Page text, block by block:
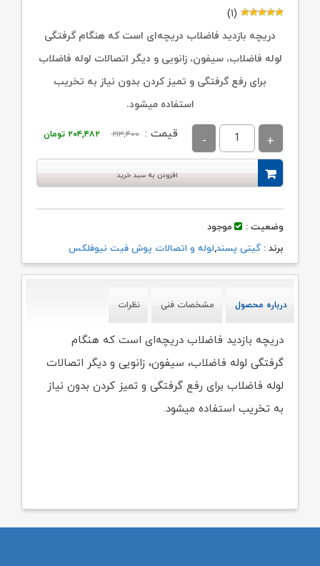
(۱)
دریچه بازدید فاضلاب دریچه‌ای است که هنگام گرفتگی
لوله فاضلاب، سیفون، زانویی و دیگر اتصالات لوله فاضلاب
برای رفع گرفتگی و تمیز کردن بدون نیاز به تخریب
استفاده میشود.
قیمت : ۲۱۳,۴۰۰
قیمت
اصلی:
۲۱۳,۴۰۰ تومان
۲۰۴,۴۸۲ تومان
افزودن به سبد خرید
وضعیت :
موجود
برند : گیتی پسند,لوله و اتصالات پوش فیت نیوفلکس
درباره محصول مشخصات فنی نظرات
دریچه بازدید فاضلاب دریچه‌ای است که هنگام
گرفتگی لوله فاضلاب، سیفون، زانویی و دیگر اتصالات
لوله فاضلاب برای رفع گرفتگی و تمیز کردن بدون نیاز
به تخریب استفاده میشود.